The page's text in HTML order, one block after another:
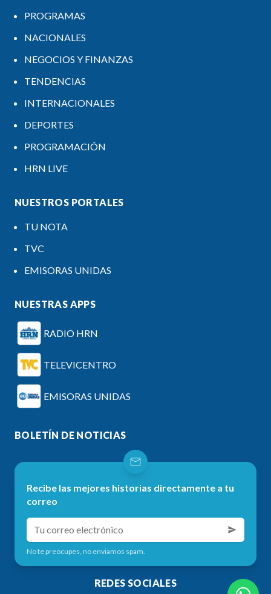
PROGRAMAS
NACIONALES
NEGOCIOS Y FINANZAS
TENDENCIAS
INTERNACIONALES
DEPORTES
PROGRAMACIÓN
HRN LIVE
NUESTROS PORTALES
TU NOTA
TVC
EMISORAS UNIDAS
NUESTRAS APPS
RADIO HRN
TELEVICENTRO
EMISORAS UNIDAS
BOLETÍN DE NOTICIAS
Recibe las mejores historias directamente a tu
correo
No te preocupes, no enviamos spam.
REDES SOCIALES